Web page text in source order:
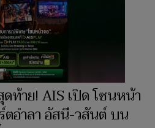
ท้าย! AIS เปิด โซนหน้า
ตอำลา อัสนี-วสันต์ บน